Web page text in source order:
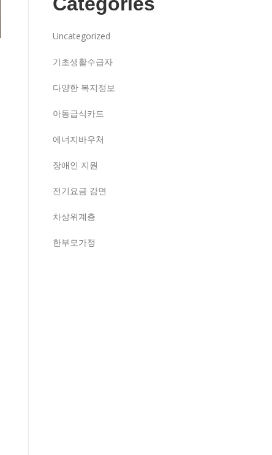
Uncategorized
기초생활수급자
다양한 복지정보
아동급식카드
에너지바우처
장애인 지원
전기요금 감면
차상위계층
한부모가정